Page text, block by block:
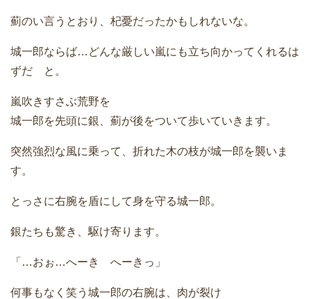
薊のい言うとおり、杞憂だったかもしれないな。
城一郎ならば…どんな厳しい嵐にも立ち向かってくれるは
ずだ と。
嵐吹きすさぶ荒野を
城一郎を先頭に銀、薊が後をついて歩いていきます。
突然強烈な風に乗って、折れた木の枝が城一郎を襲いま
す。
とっさに右腕を盾にして身を守る城一郎。
銀たちも驚き、駆け寄ります。
「…おぉ…へーき へーきっ」
何事もなく笑う城一郎の右腕は、肉が裂け